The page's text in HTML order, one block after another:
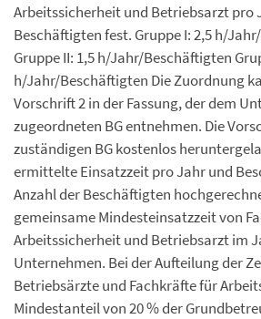
Arbeitssicherheit und Betriebsarzt pro
Beschäftigten fest. Gruppe I: 2,5 h/
Gruppe II: 1,5 h/Jahr/Beschäftigten
h/Jahr/Beschäftigten Die Zuordnung
Vorschrift 2 in der Fassung, der dem
zugeordneten BG entnehmen. Die
zuständigen BG kostenlos
ermittelte Einsatzzeit pro Jahr und
Anzahl der Beschäftigten
gemeinsame Mindesteinsatzzeit von
Arbeitssicherheit und Betriebsarzt im
Unternehmen. Bei der Aufteilung der
Betriebsärzte und Fachkräfte für
Mindestanteil von 20 % der